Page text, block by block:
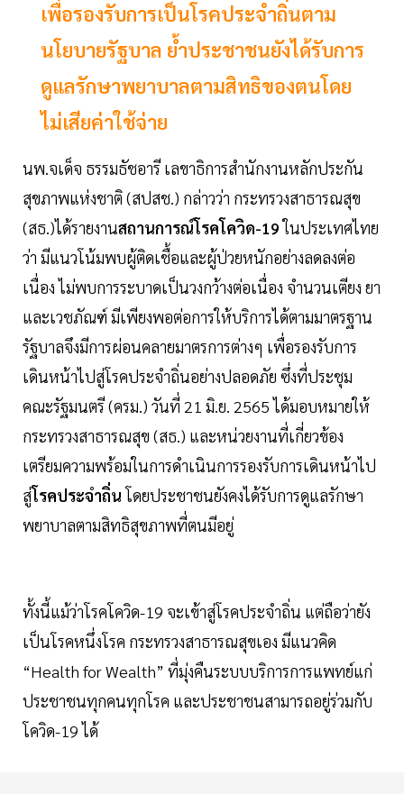
เพื่อรองรับการเป็นโรคประจำถิ่นตาม
นโยบายรัฐบาล ย้ำประชาชนยังได้รับการ
ดูแลรักษาพยาบาลตามสิทธิของตนโดย
ไม่เสียค่าใช้จ่าย
นพ.จเด็จ ธรรมธัชอารี เลขาธิการสำนักงานหลักประกัน
สุขภาพแห่งชาติ (สปสช.) กล่าวว่า กระทรวงสาธารณสุข
(สธ.)ได้รายงานสถานการณ์โรคโควิด-19ในประเทศไทย
ว่า มีแนวโน้มพบผู้ติดเชื้อและผู้ป่วยหนักอย่างลดลงต่อ
เนื่อง ไม่พบการระบาดเป็นวงกว้างต่อเนื่อง จำนวนเตียง ยา
และเวชภัณฑ์ มีเพียงพอต่อการให้บริการได้ตามมาตรฐาน
รัฐบาลจึงมีการผ่อนคลายมาตรการต่างๆ เพื่อรองรับการ
เดินหน้าไปสู่โรคประจำถิ่นอย่างปลอดภัย ซึ่งที่ประชุม
คณะรัฐมนตรี (ครม.) วันที่ 21 มิ.ย. 2565 ได้มอบหมายให้
กระทรวงสาธารณสุข (สธ.) และหน่วยงานที่เกี่ยวข้อง
เตรียมความพร้อมในการดำเนินการรองรับการเดินหน้าไป
สู่โรคประจำถิ่นโดยประชาชนยังคงได้รับการดูแลรักษา
พยาบาลตามสิทธิสุขภาพที่ตนมีอยู่
ทั้งนี้แม้ว่าโรคโควิด-19 จะเข้าสู่โรคประจำถิ่น แต่ถือว่ายัง
เป็นโรคหนึ่งโรค กระทรวงสาธารณสุขเอง มีแนวคิด
“Health for Wealth” ที่มุ่งคืนระบบบริการการแพทย์แก่
ประชาชนทุกคนทุกโรค และประชาชนสามารถอยู่ร่วมกับ
โควิด-19 ได้